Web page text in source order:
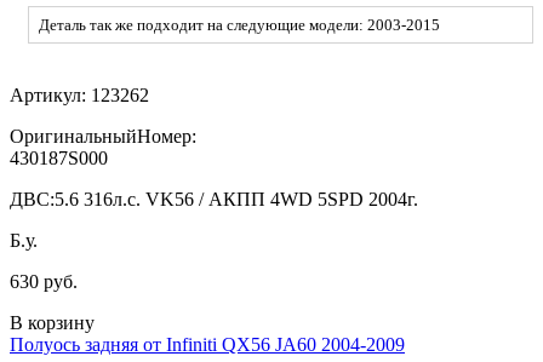
Деталь так же подходит на следующие модели: 2003-2015
Артикул: 123262
ОригинальныйНомер:
430187S000
ДВС:5.6 316л.с. VK56 / АКПП 4WD 5SPD 2004г.
Б.у.
630 руб.
В корзину
Полуось задняя от Infiniti QX56 JA60 2004-2009